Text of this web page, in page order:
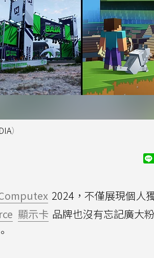
）
2024，不僅展現個人
顯示卡 品牌也沒有忘記廣大